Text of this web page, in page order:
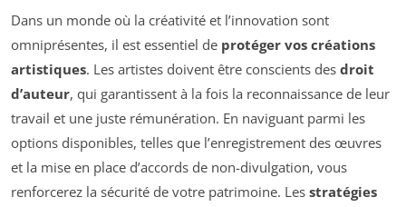
Dans un monde où la créativité et l’innovation sont
omniprésentes, il est essentiel de protéger vos créations
artistiques. Les artistes doivent être conscients des droit
d’auteur, qui garantissent à la fois la reconnaissance de leur
travail et une juste rémunération. En naviguant parmi les
options disponibles, telles que l’enregistrement des œuvres
et la mise en place d’accords de non-divulgation, vous
renforcerez la sécurité de votre patrimoine. Les stratégies